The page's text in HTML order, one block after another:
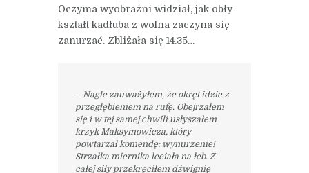
Oczyma wyobraźni widział, jak obły
kształt kadłuba z wolna zaczyna się
zanurzać. Zbliżała się 14.35…
– Nagle zauważyłem, że okręt idzie z
przegłębieniem na rufę. Obejrzałem
się i w tej samej chwili usłyszałem
krzyk Maksymowicza, który
powtarzał komendę: wynurzenie!
Strzałka miernika leciała na łeb. Z
całej siły przekręciłem dźwignię